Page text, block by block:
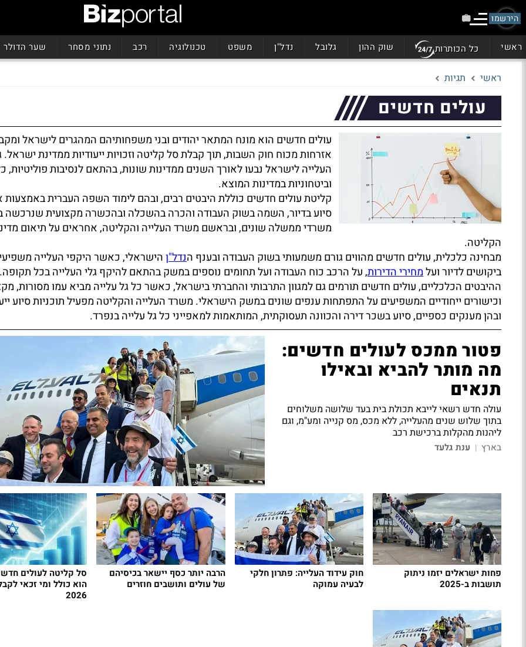
הירשמו
ראשי כל הכותרות שוק ההון גלובל נדל"ן משפט טכנולוגיה רכב נתוני מסחר שער הדולר
ראשי תגיות
עולים חדשים
עולים חדשים הוא מונח המתאר יהודים ובני משפחותיהם המהגרים לישראל
אזרחות מכוח חוק השבות, תוך קבלת סל קליטה וזכויות ייעודיות ממדינת ישראל.
העלייה לישראל נבעו לאורך השנים ממדינות שונות, בהתאם לנסיבות פוליטיות,
וביטחוניות במדינות המוצא.
קליטת עולים חדשים כוללת היבטים רבים, ובהם לימוד השפה העברית באמצעות
סיוע בדיור, השמה בשוק העבודה והכרה בהשכלה ובהכשרה מקצועית שנרכשה
משרדי ממשלה שונים, ובראשם משרד העלייה והקליטה, אחראים על תיאום
הקליטה.
מבחינה כלכלית, עולים חדשים מהווים גורם משמעותי בשוק העבודה ובענף הנדל"ןהישראלי, כאשר היקפי העלייה
ביקושים לדיור ועלמחירי הדירות, על הרכב כוח העבודה ועל תחומים נוספים במשק בהתאם להיקף גלי העלייה בכל
ההיבטים הכלכליים, עולים חדשים תורמים גם למגוון התרבותי והחברתי בישראל, כאשר כל גל עלייה מביא עמו מסורות,
וכישורים ייחודיים המשפיעים על התפתחות ענפים שונים במשק הישראלי. משרד העלייה והקליטה מפעיל תוכניות סיוע
ובהן מענקים כספיים, סיוע בשכר דירה והכוונה תעסוקתית, המותאמות למאפייני כל גל עלייה בנפרד.
פטור ממכס לעולים חדשים:
מה מותר להביא ובאילו
תנאים
עולה חדש רשאי לייבא תכולת בית בעד שלושה משלוחים
בתוך שלוש שנים מהעלייה, ללא מכס, מס קנייה ומע"מ, וגם
ליהנות מהקלות ברכישת רכב
בארץ | ענת גלעד
פחות ישראלים יזמו ניתוק
תושבות ב-2025
חוק עידוד העלייה: פתרון חלקי
לבעיה עמוקה
הרבה יותר כסף יישאר בכיסיהם
של עולים ותושבים חוזרים
סל קליטה לעולים
הוא כולל ומי זכאי
2026